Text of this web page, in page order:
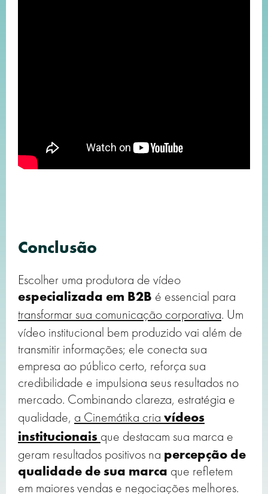
Conclusão
Escolher uma produtora de vídeo
especializada em B2B é essencial para
transformar sua comunicação corporativa. Um
vídeo institucional bem produzido vai além de
transmitir informações; ele conecta sua
empresa ao público certo, reforça sua
credibilidade e impulsiona seus resultados no
mercado. Combinando clareza, estratégia e
qualidade, a Cinemátika cria vídeos
institucionais que destacam sua marca e
geram resultados positivos na percepção de
qualidade de sua marca que refletem
em maiores vendas e negociações melhores.